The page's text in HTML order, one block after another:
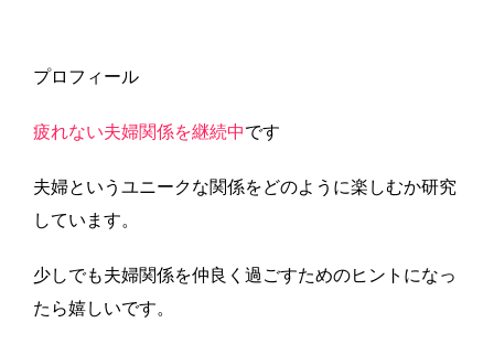
プロフィール
疲れない夫婦関係を継続中です
夫婦というユニークな関係をどのように楽しむか研究
しています。
少しでも夫婦関係を仲良く過ごすためのヒントになっ
たら嬉しいです。